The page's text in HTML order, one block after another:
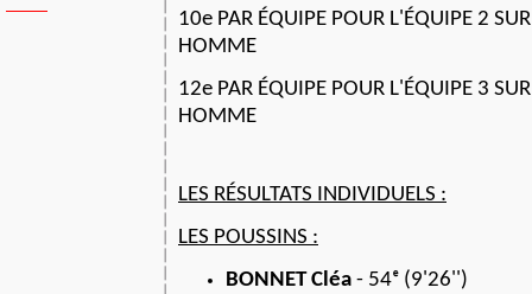
10e PAR ÉQUIPE POUR L'ÉQUIPE 2
HOMME
12e PAR ÉQUIPE POUR L'ÉQUIPE 3
HOMME
LES RÉSULTATS INDIVIDUELS :
LES POUSSINS :
BONNET Cléa - 54ᵉ (9'26'')